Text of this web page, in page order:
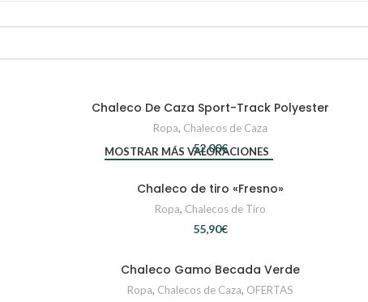
MOSTRAR MÁS VALORACIONES
AÑADIR AL CARRITO
Chaleco De Caza Sport-Track Polyester
Ropa, Chalecos de Caza
€
SELECCIONAR OPCIONES
Chaleco de tiro «Fresno»
Ropa, Chalecos de Tiro
€
SELECCIONAR OPCIONES
Chaleco Gamo Becada Verde
Ropa, Chalecos de Caza, OFERTAS